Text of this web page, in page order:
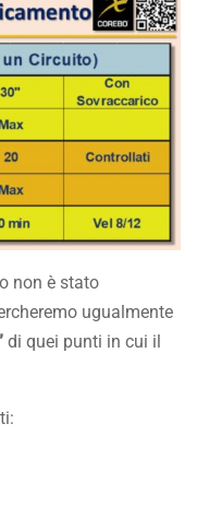
non è stato
ugualmente
di quei punti in cui il